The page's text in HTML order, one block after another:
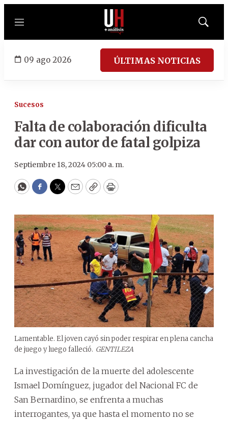
Menú
Mostrar
09 ago 2026 ÚLTIMAS NOTICIAS
Sucesos
Falta de colaboración dificulta
dar con autor de fatal golpiza
Septiembre 18, 2024 05:00 a. m.
WhatsApp
Facebook
Twitter
EmailCopyPrint
Lamentable. El joven cayó sin poder respirar en plena cancha
de juego y luego falleció. GENTILEZA
La investigación de la muerte del adolescente
Ismael Domínguez, jugador del Nacional FC de
San Bernardino, se enfrenta a muchas
interrogantes, ya que hasta el momento no se